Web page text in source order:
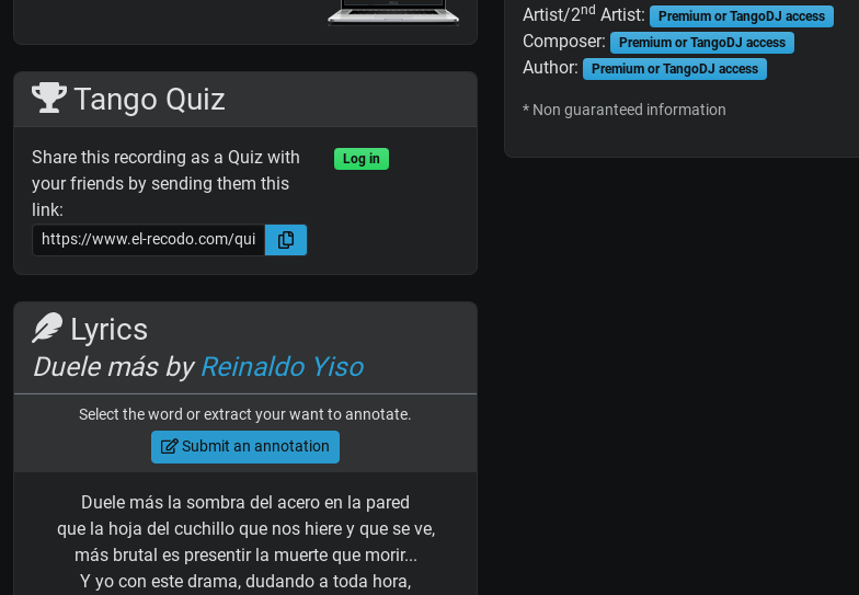
Tango Quiz
Share this recording as a Quiz with
your friends by sending them this
link:
Log in
Lyrics
Duele más byReinaldo Yiso
Select the word or extract your want to annotate.
Submit an annotation
Duele más la sombra del acero en la pared
que la hoja del cuchillo que nos hiere y que se ve,
más brutal es presentir la muerte que morir...
Y yo con este drama, dudando a toda hora,
Artist/2nd Artist: Premium or TangoDJ access
Composer: Premium or TangoDJ access
Author: Premium or TangoDJ access
* Non guaranteed information